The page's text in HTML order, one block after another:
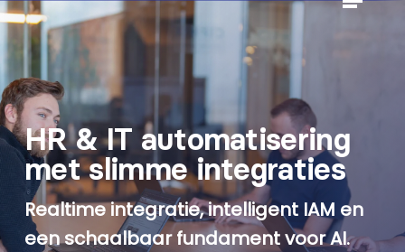
Skip
content
HR & IT automatisering
met slimme integraties
Realtime integratie, intelligent IAM en
een schaalbaar fundament voor AI.